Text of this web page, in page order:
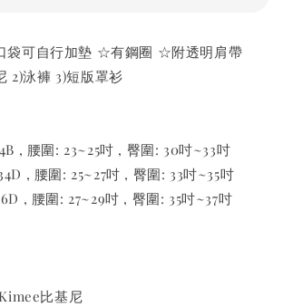
可自行加墊 ☆有鋼圈 ☆附透明肩帶
2)泳褲 3)短版罩衫
, 腰圍: 23~25吋 , 臀圍: 30吋~33吋
, 腰圍: 25~27吋 , 臀圍: 33吋~35吋
, 腰圍: 27~29吋 , 臀圍: 35吋~37吋
比基尼